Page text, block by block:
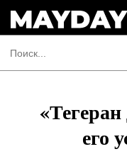
его